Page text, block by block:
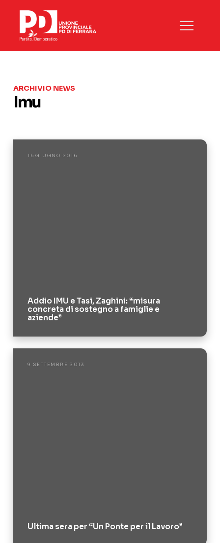
ARCHIVIO NEWS
Imu
16 GIUGNO 2016
Addio IMU e Tasi, Zaghini: “misura
concreta di sostegno a famiglie e
aziende”
9 SETTEMBRE 2013
Ultima sera per “Un Ponte per il Lavoro”